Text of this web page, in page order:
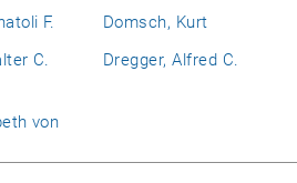
F. Domsch, Kurt
C.
Dregger, Alfred C.
von